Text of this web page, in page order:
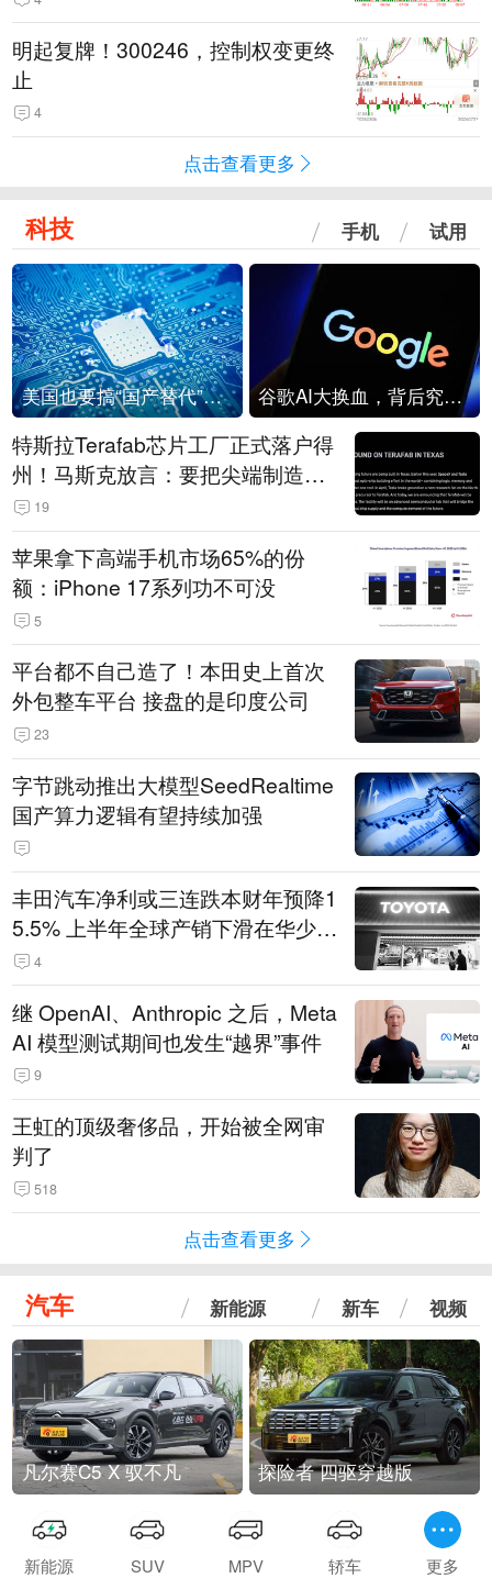
明起复牌！300246，控制权变更终
止
4
点击查看更多
科技 手机 试用
美国也要搞“国产替代”？先算清三笔账 谷歌AI大换血，背后究竟发生了什么？
特斯拉Terafab芯片工厂正式落户得
州！马斯克放言：要把尖端制造带
回美国
19
苹果拿下高端手机市场65%的份
额：iPhone 17系列功不可没
5
平台都不自己造了！本田史上首次
外包整车平台 接盘的是印度公司
23
字节跳动推出大模型SeedRealtime
国产算力逻辑有望持续加强
丰田汽车净利或三连跌本财年预降1
5.5% 上半年全球产销下滑在华少卖
14.3万辆
4
继 OpenAI、Anthropic 之后，Meta
AI 模型测试期间也发生“越界”事件
9
王虹的顶级奢侈品，开始被全网审
判了
518
点击查看更多
汽车 新能源 新车 视频
凡尔赛C5 X 驭不凡 探险者 四驱穿越版
新能源 SUV MPV 轿车 更多